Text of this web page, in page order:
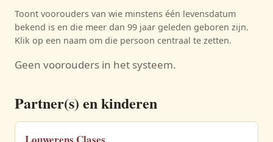
Toont voorouders van wie minstens één levensdatum
bekend is en die meer dan 99 jaar geleden geboren zijn.
Klik op een naam om die persoon centraal te zetten.
Geen voorouders in het systeem.
Partner(s) en kinderen